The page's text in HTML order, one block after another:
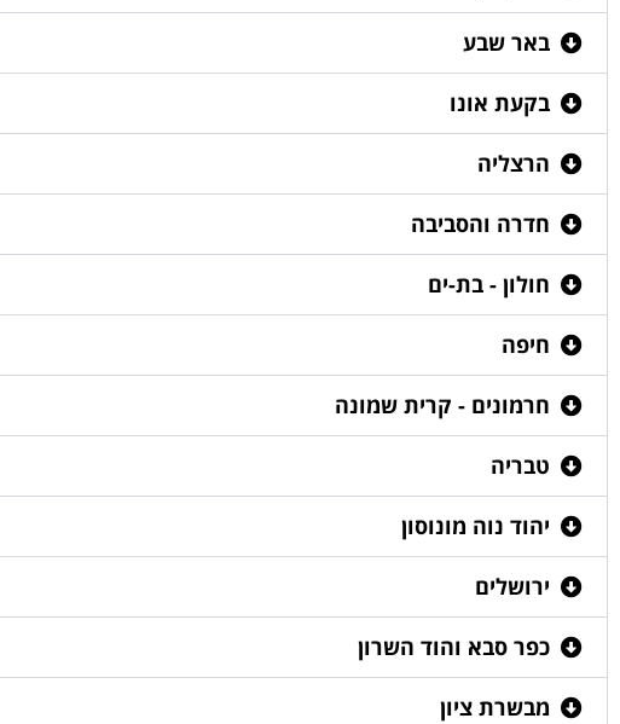
באר שבע
בקעת אונו
הרצליה
חדרה והסביבה
חולון - בת-ים
חיפה
חרמונים - קרית שמונה
טבריה
יהוד נוה מונוסון
ירושלים
כפר סבא והוד השרון
מבשרת ציון